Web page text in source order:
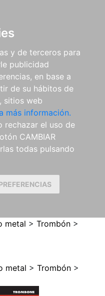
y de terceros para
publicidad
en base a
de su hábitos de
sitios web
más información.
rechazar el uso de
CAMBIAR
todas pulsando
metal > Trombón >
metal > Trombón >